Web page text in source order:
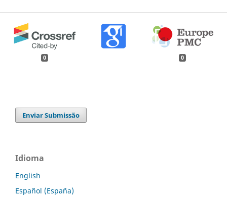
0 0
Enviar Submissão
Idioma
English
Español (España)